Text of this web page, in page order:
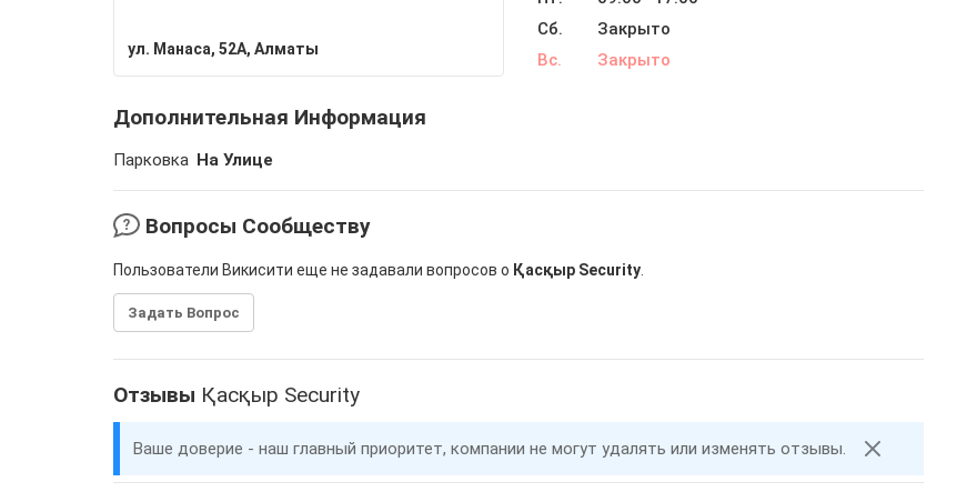
ул. Манаса, 52А, Алматы
Сб.
Закрыто
Вс.
Закрыто
Дополнительная Информация
Парковка На Улице
Вопросы Сообществу
Пользователи Викисити еще не задавали вопросов о Қасқыр Security
Задать Вопрос
Отзывы Қасқыр Security
Ваше доверие - наш главный приоритет, компании не могут удалять или изменять отзывы.